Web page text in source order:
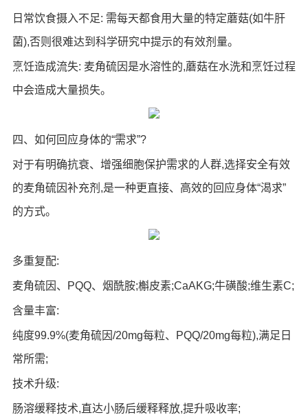
日常饮食摄入不足: 需每天都食用大量的特定蘑菇(如牛肝
菌),否则很难达到科学研究中提示的有效剂量。
烹饪造成流失: 麦角硫因是水溶性的,蘑菇在水洗和烹饪过程
中会造成大量损失。
四、如何回应身体的“需求”?
对于有明确抗衰、增强细胞保护需求的人群,选择安全有效
的麦角硫因补充剂,是一种更直接、高效的回应身体“渴求”
的方式。
多重复配:
麦角硫因、PQQ、烟酰胺;槲皮素;CaAKG;牛磺酸;维生素C;
含量丰富:
纯度99.9%(麦角硫因/20mg每粒、PQQ/20mg每粒),满足日
常所需;
技术升级:
肠溶缓释技术,直达小肠后缓释释放,提升吸收率;